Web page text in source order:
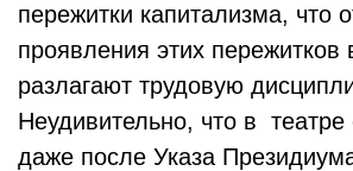
пережитки капитализма, что
проявления этих пережитков
разлагают трудовую
Неудивительно, что в театре
даже после Указа